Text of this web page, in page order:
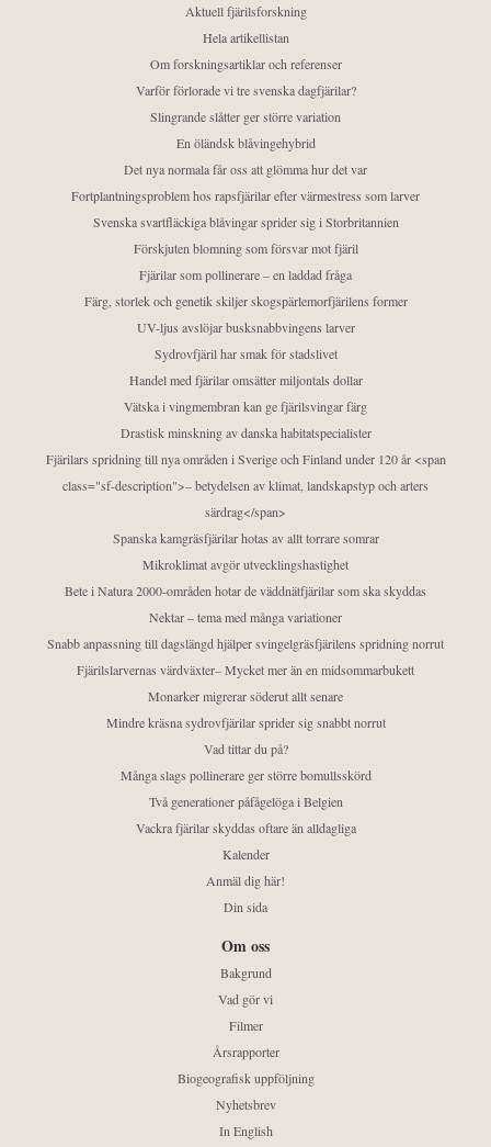
Aktuell fjärilsforskning
Hela artikellistan
Om forskningsartiklar och referenser
Varför förlorade vi tre svenska dagfjärilar?
Slingrande slåtter ger större variation
En öländsk blåvingehybrid
Det nya normala får oss att glömma hur det var
Fortplantningsproblem hos rapsfjärilar efter värmestress som larver
Svenska svartfläckiga blåvingar sprider sig i Storbritannien
Förskjuten blomning som försvar mot fjäril
Fjärilar som pollinerare – en laddad fråga
Färg, storlek och genetik skiljer skogspärlemorfjärilens former
UV-ljus avslöjar busksnabbvingens larver
Sydrovfjäril har smak för stadslivet
Handel med fjärilar omsätter miljontals dollar
Vätska i vingmembran kan ge fjärilsvingar färg
Drastisk minskning av danska habitatspecialister
Fjärilars spridning till nya områden i Sverige och Finland under 120 år <span
class="sf-description">– betydelsen av klimat, landskapstyp och arters
särdrag</span>
Spanska kamgräsfjärilar hotas av allt torrare somrar
Mikroklimat avgör utvecklingshastighet
Bete i Natura 2000-områden hotar de väddnätfjärilar som ska skyddas
Nektar – tema med många variationer
Snabb anpassning till dagslängd hjälper svingelgräsfjärilens spridning norrut
Fjärilslarvernas värdväxter– Mycket mer än en midsommarbukett
Monarker migrerar söderut allt senare
Mindre kräsna sydrovfjärilar sprider sig snabbt norrut
Vad tittar du på?
Många slags pollinerare ger större bomullsskörd
Två generationer påfågelöga i Belgien
Vackra fjärilar skyddas oftare än alldagliga
Kalender
Anmäl dig här!
Din sida
Om oss
Bakgrund
Vad gör vi
Filmer
Årsrapporter
Biogeografisk uppföljning
Nyhetsbrev
In English